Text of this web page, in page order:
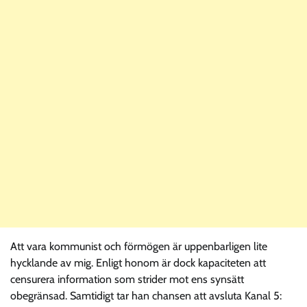
Att vara kommunist och förmögen är uppenbarligen lite
hycklande av mig. Enligt honom är dock kapaciteten att
censurera information som strider mot ens synsätt
obegränsad. Samtidigt tar han chansen att avsluta Kanal 5: